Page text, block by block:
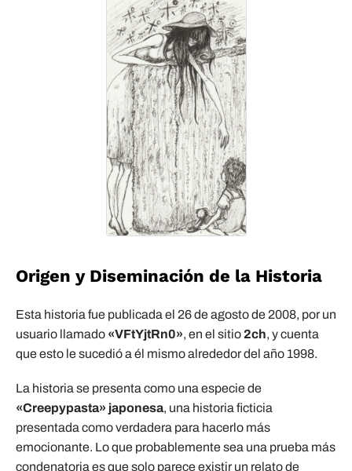
Origen y Diseminación de la Historia
Esta historia fue publicada el 26 de agosto de 2008, por un
usuario llamado «VFtYjtRn0», en el sitio 2ch, y cuenta
que esto le sucedió a él mismo alrededor del año 1998.
La historia se presenta como una especie de
«Creepypasta» japonesa, una historia ficticia
presentada como verdadera para hacerlo más
emocionante. Lo que probablemente sea una prueba más
condenatoria es que solo parece existir un relato de